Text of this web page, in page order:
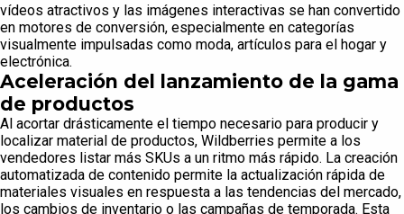
vídeos atractivos y las imágenes interactivas se han convertido
en motores de conversión, especialmente en categorías
visualmente impulsadas como moda, artículos para el hogar y
electrónica.
Aceleración del lanzamiento de la gama
de productos
Al acortar drásticamente el tiempo necesario para producir y
localizar material de productos, Wildberries permite a los
vendedores listar más SKUs a un ritmo más rápido. La creación
automatizada de contenido permite la actualización rápida de
materiales visuales en respuesta a las tendencias del mercado,
los cambios de inventario o las campañas de temporada. Esta